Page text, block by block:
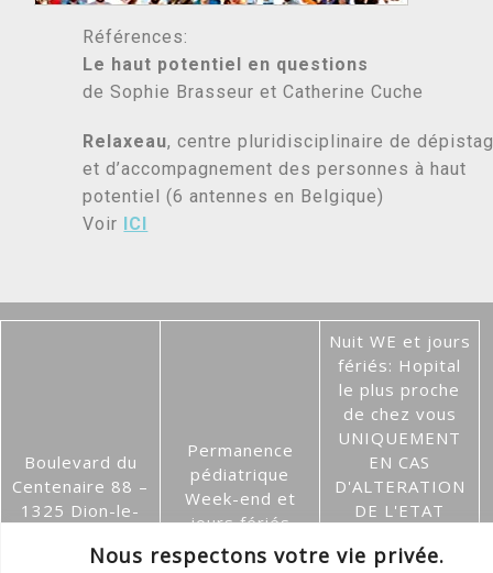
Nous respectons votre vie privée.
Références:
Le haut potentiel en questions
de Sophie Brasseur et Catherine Cuche
Relaxeau, centre pluridisciplinaire de
et d’accompagnement des personnes à haut
potentiel (6 antennes en Belgique)
Voir ICI
Boulevard du
Centenaire 88 –
1325 Dion-le-
010 22 61 35
Permanence
pédiatrique
Week-end et
jours fériés
8h à 19h
Nuit WE et jours
fériés: Hopital
le plus proche
de chez vous
UNIQUEMENT
EN CAS
D'ALTERATION
DE L'ETAT
VOTRE ENFANT.